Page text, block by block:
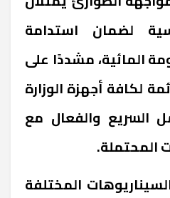
لضمان استدامة
المائية، مشددًا على
لكافة أجهزة الوزارة
السريع والفعال مع
المحتملة.
المختلفة